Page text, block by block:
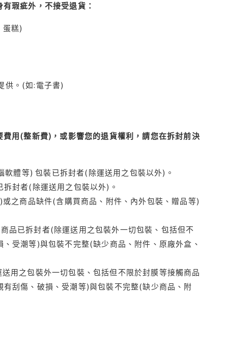
瑕疵外，不接受退貨：
蛋糕)
供。(如:電子書)
用(整新費)，或影響您的退貨權利，請您在拆封前決
體等) 包裝已拆封者(除運送用之包裝以外)。
封者(除運送用之包裝以外)。
之商品缺件(含購買商品、附件、內外包裝、贈品等)
品已拆封者(除運送用之包裝外一切包裝、包括但不
受潮等)與包裝不完整(缺少商品、附件、原廠外盒、
用之包裝外一切包裝、包括但不限於封膜等接觸商品
刮傷、破損、受潮等)與包裝不完整(缺少商品、附